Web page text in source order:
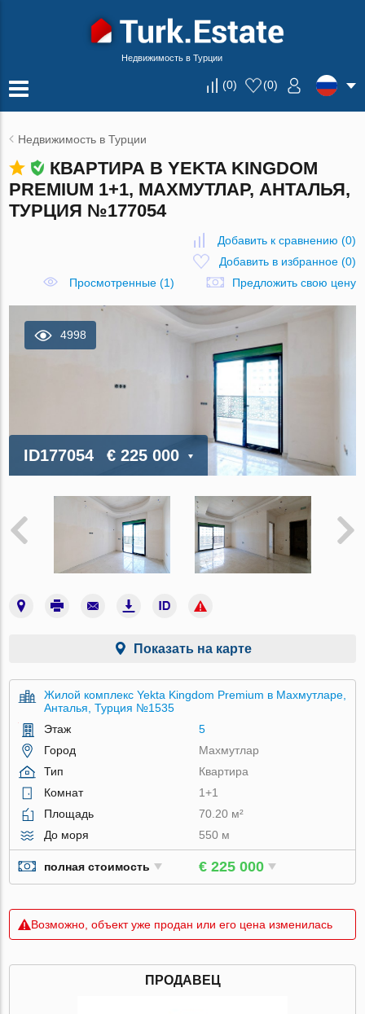
Недвижимость в Турции
(0) (0)
Недвижимость в Турции
КВАРТИРА В YEKTA KINGDOM
PREMIUM 1+1, МАХМУТЛАР, АНТАЛЬЯ,
ТУРЦИЯ №177054
Добавить к сравнению (0)
Добавить в избранное(0)
Просмотренные (1)
Предложить свою цену
4998
ID177054 € 225 000
Показать на карте
Жилой комплекс Yekta Kingdom Premium в Махмутларе,
Анталья, Турция №1535
Этаж
5
Город
Махмутлар
Тип
Квартира
Комнат
1+1
Площадь
70.20 м²
До моря
550 м
полная стоимость € 225 000
Возможно, объект уже продан или его цена изменилась
ПРОДАВЕЦ